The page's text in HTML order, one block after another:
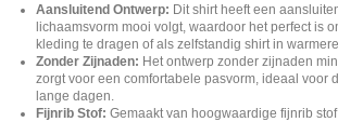
Aansluitend Ontwerp: Dit shirt heeft een
lichaamsvorm mooi volgt, waardoor het perfect is
kleding te dragen of als zelfstandig shirt in
Zonder Zijnaden: Het ontwerp zonder zijnaden
zorgt voor een comfortabele pasvorm, ideaal voor
lange dagen.
Fijnrib Stof: Gemaakt van hoogwaardige fijnrib